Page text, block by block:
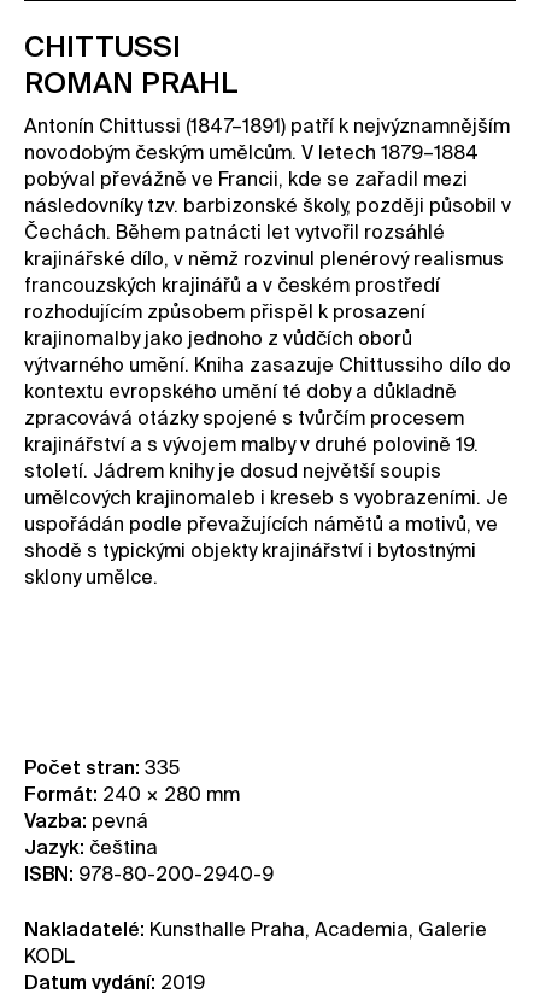
Kontakt
Novinky
Pro média
Pronájem prostor
Volné pozice
CHITTUSSI
ROMAN PRAHL
Antonín Chittussi (1847–1891) patří k nejvýznamnějším
novodobým českým umělcům. V letech 1879–1884
pobýval převážně ve Francii, kde se zařadil mezi
následovníky tzv. barbizonské školy, později působil v
Čechách. Během patnácti let vytvořil rozsáhlé
krajinářské dílo, v němž rozvinul plenérový realismus
francouzských krajinářů a v českém prostředí
rozhodujícím způsobem přispěl k prosazení
krajinomalby jako jednoho z vůdčích oborů
výtvarného umění. Kniha zasazuje Chittussiho dílo do
kontextu evropského umění té doby a důkladně
zpracovává otázky spojené s tvůrčím procesem
krajinářství a s vývojem malby v druhé polovině 19.
století. Jádrem knihy je dosud největší soupis
umělcových krajinomaleb i kreseb s vyobrazeními. Je
uspořádán podle převažujících námětů a motivů, ve
shodě s typickými objekty krajinářství i bytostnými
sklony umělce.
Počet stran: 335
Formát: 240 × 280 mm
Vazba: pevná
Jazyk: čeština
ISBN: 978-80-200-2940-9
Nakladatelé: Kunsthalle Praha, Academia, Galerie
KODL
Datum vydání: 2019